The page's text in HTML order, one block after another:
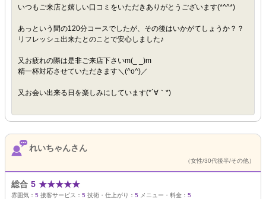
いつもご来店と嬉しい口コミをいただきありがとうございます(*^^*)
あっという間の120分コースでしたが、その後はいかがてしょうか？？
リフレッシュ出来たとのことで安心しました♪
又お疲れの際は是非ご来店下さいm(_ _)m
精一杯対応させていただきます＼(^o^)／
又お会い出来る日を楽しみにしています(*´∀｀*)
れいちゃんさん
（女性/30代後半/その他）
総合 5 ★★★★★
雰囲気： 5 接客サービス： 5 技術・仕上がり： 5 メニュー・料金： 5